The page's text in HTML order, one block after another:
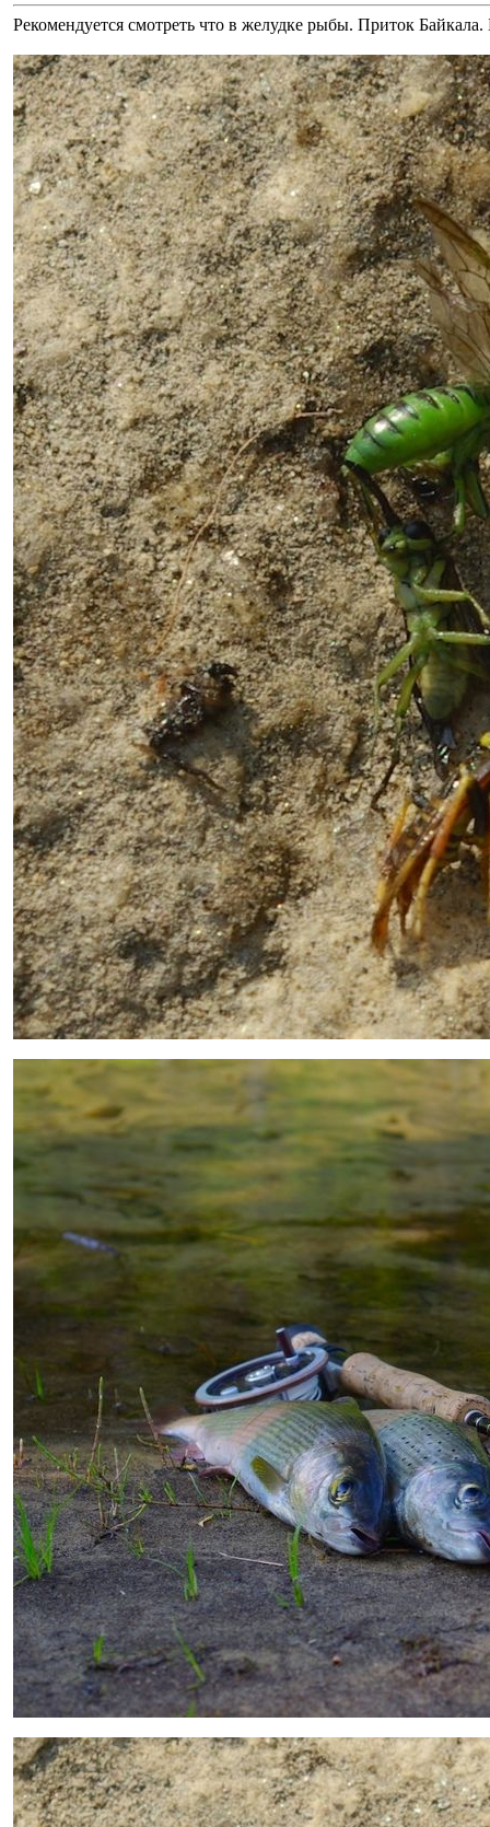
Рекомендуется смотреть что в желудке рыбы. Приток